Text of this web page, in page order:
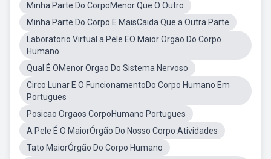
Minha Parte Do CorpoMenor Que O Outro
Minha Parte Do Corpo E MaisCaida Que a Outra Parte
Laboratorio Virtual a Pele EO Maior Orgao Do Corpo
Humano
Qual É OMenor Orgao Do Sistema Nervoso
Circo Lunar E O FuncionamentoDo Corpo Humano Em
Portugues
Posicao Orgaos CorpoHumano Portugues
A Pele É O MaiorÓrgão Do Nosso Corpo Atividades
Tato MaiorÓrgão Do Corpo Humano